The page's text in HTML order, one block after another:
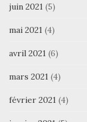
juin 2021 (5)
mai 2021 (4)
avril 2021 (6)
mars 2021 (4)
février 2021 (4)